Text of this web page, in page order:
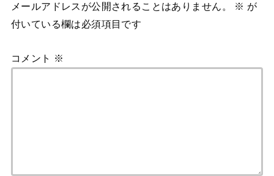
メールアドレスが公開されることはありません。 ※ が
付いている欄は必須項目です
コメント ※